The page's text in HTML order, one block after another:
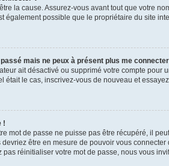
la cause. Assurez-vous avant tout que votre
également possible que le propriétaire du site
mais ne peux à présent plus me
ait désactivé ou supprimé votre compte
était le cas, inscrivez-vous de nouveau et
!
mot de passe ne puisse pas être récupéré, il
être en mesure de pouvoir vous connecter
réinitialiser votre mot de passe, nous vous